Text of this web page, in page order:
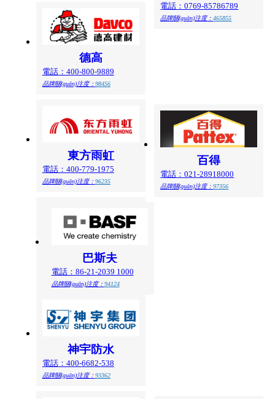
電話：0769-85786789
品牌關(guān)注度：465855
德高
電話：400-800-9889
品牌關(guān)注度： 98456
百得
電話：021-28918000
品牌關(guān)注度：97356
東方雨虹
電話：400-779-1975
品牌關(guān)注度： 96235
巴斯夫
電話：86-21-2039 1000
品牌關(guān)注度： 94124
神宇防水
電話：400-6682-538
品牌關(guān)注度： 93362